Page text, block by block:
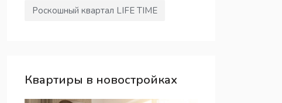
Роскошный квартал LIFE TIME
Квартиры в новостройках